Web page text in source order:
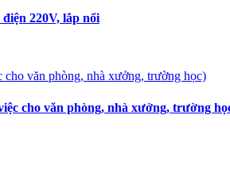
220V, lắp nổi
cho văn phòng, nhà xưởng, trường